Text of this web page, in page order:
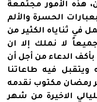
هذه الأمور مجتمعة
الحسرة والألم
في ثناياه الكثير من
لا نملك إلا ان
بأكف الدعاء من أجل أن
فيه طاعاتنا
رمضان مكتوب نقدمه
الاخيرة من شهر